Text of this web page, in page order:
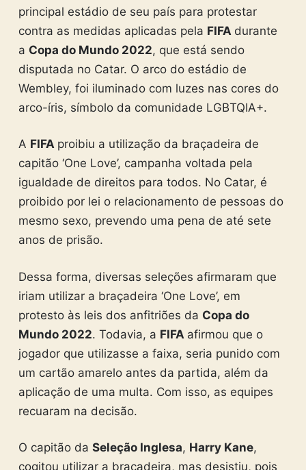
principal estádio de seu país para protestar
contra as medidas aplicadas pela FIFA durante
a Copa do Mundo 2022, que está sendo
disputada no Catar. O arco do estádio de
Wembley, foi iluminado com luzes nas cores do
arco-íris, símbolo da comunidade LGBTQIA+.
A FIFA proibiu a utilização da braçadeira de
capitão ‘One Love’, campanha voltada pela
igualdade de direitos para todos. No Catar, é
proibido por lei o relacionamento de pessoas do
mesmo sexo, prevendo uma pena de até sete
anos de prisão.
Dessa forma, diversas seleções afirmaram que
iriam utilizar a braçadeira ‘One Love’, em
protesto às leis dos anfitriões da Copa do
Mundo 2022. Todavia, a FIFA afirmou que o
jogador que utilizasse a faixa, seria punido com
um cartão amarelo antes da partida, além da
aplicação de uma multa. Com isso, as equipes
recuaram na decisão.
O capitão da Seleção Inglesa, Harry Kane,
cogitou utilizar a braçadeira, mas desistiu, pois